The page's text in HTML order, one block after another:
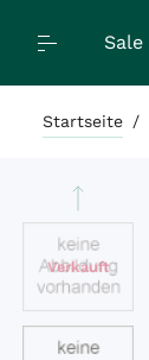
Sale
Startseite /
Verkauft